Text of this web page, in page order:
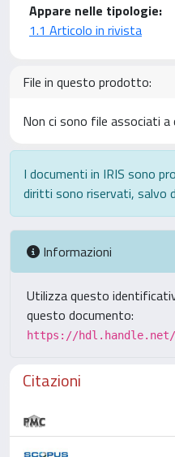
Appare nelle tipologie:
1.1 Articolo in rivista
File in questo prodotto:
Non ci sono file associati
I documenti in IRIS sono
diritti sono riservati, salvo
Informazioni
Utilizza questo
questo documento:
https://hdl.handle.net/
Citazioni